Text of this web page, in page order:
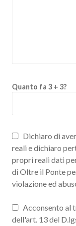
Quanto fa 3 + 3?
Dichiaro di
reali e dichiaro
propri reali dati
di Oltre il Ponte
violazione ed
Acconsento al
dell'art. 13 del